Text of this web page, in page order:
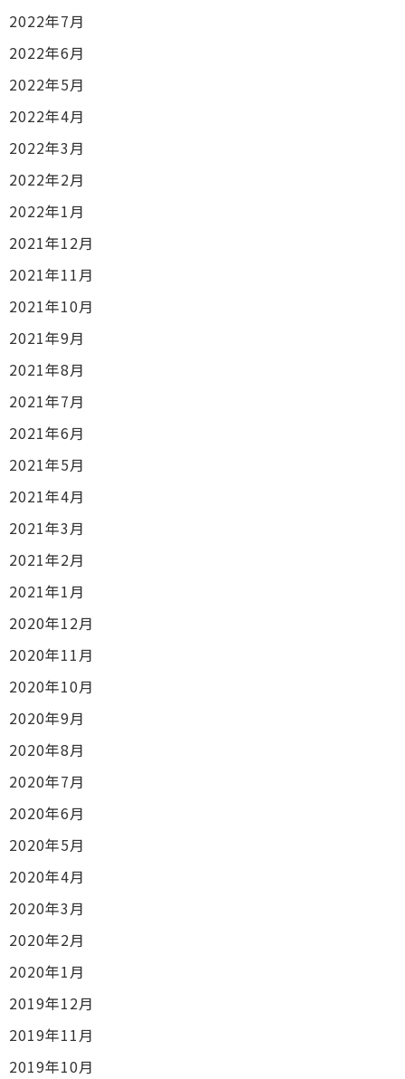
2022年7月
2022年6月
2022年5月
2022年4月
2022年3月
2022年2月
2022年1月
2021年12月
2021年11月
2021年10月
2021年9月
2021年8月
2021年7月
2021年6月
2021年5月
2021年4月
2021年3月
2021年2月
2021年1月
2020年12月
2020年11月
2020年10月
2020年9月
2020年8月
2020年7月
2020年6月
2020年5月
2020年4月
2020年3月
2020年2月
2020年1月
2019年12月
2019年11月
2019年10月